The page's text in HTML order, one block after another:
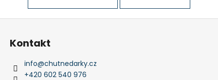
Z
Kontakt
info@chutnedarky.cz
+420 602 540 976